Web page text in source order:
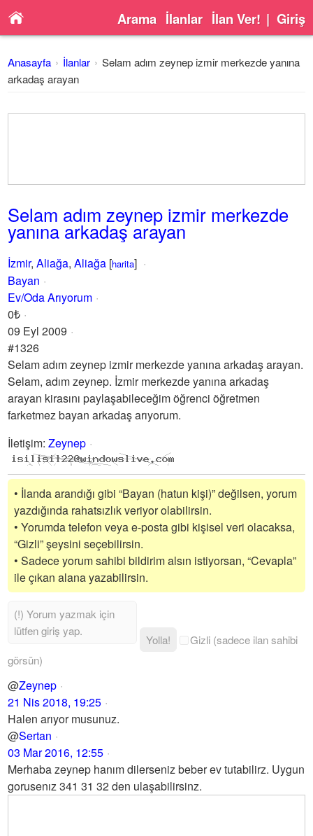
Arama İlanlar İlan Ver! | Giriş
Anasayfa İlanlar
Selam adım zeynep izmir merkezde yanına
arkadaş arayan
Selam adım zeynep izmir merkezde
yanına arkadaş arayan
İzmir,Aliağa,Aliağa [harita]
Bayan
Ev/Oda Arıyorum
0₺
09 Eyl 2009
#1326
Selam adım zeynep izmir merkezde yanına arkadaş arayan.
Selam, adım zeynep. İzmir merkezde yanına arkadaş
arayan kirasını paylaşabileceğim öğrenci öğretmen
farketmez bayan arkadaş arıyorum.
İletişim:Zeynep
• İlanda arandığı gibi “Bayan (hatun kişi)” değilsen, yorum
yazdığında rahatsızlık veriyor olabilirsin.
• Yorumda telefon veya e-posta gibi kişisel veri olacaksa,
“Gizli” şeysini seçebilirsin.
• Sadece yorum sahibi bildirim alsın istiyorsan, “Cevapla”
ile çıkan alana yazabilirsin.
Yolla!
Gizli (sadece ilan sahibi
görsün)
@Zeynep
21 Nis 2018, 19:25
Halen arıyor musunuz.
@Sertan
03 Mar 2016, 12:55
Merhaba zeynep hanım dilerseniz beber ev tutabilirz. Uygun
gorusenız 341 31 32 den ulaşabilirsinz.